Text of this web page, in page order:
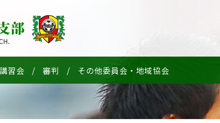
習会 審判 その他委員会・地域協会